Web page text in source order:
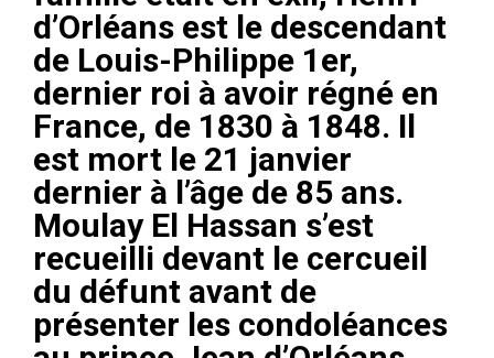
d’Orléans est le descendant
de Louis-Philippe 1er,
dernier roi à avoir régné en
France, de 1830 à 1848. Il
est mort le 21 janvier
dernier à l’âge de 85 ans.
Moulay El Hassan s’est
recueilli devant le cercueil
du défunt avant de
présenter les condoléances